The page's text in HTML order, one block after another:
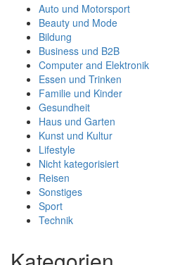
Auto und Motorsport
Beauty und Mode
Bildung
Business und B2B
Computer and Elektronik
Essen und Trinken
Familie und Kinder
Gesundheit
Haus und Garten
Kunst und Kultur
Lifestyle
Nicht kategorisiert
Reisen
Sonstiges
Sport
Technik